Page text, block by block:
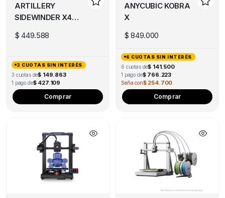
ARTILLERY
SIDEWINDER X4
(DESCONTINUADO)
$ 449.588
3 CUOTAS SIN INTERÉS
3 cuotas de$ 149.863
1 pago de$ 427.109
Comprar
ANYCUBIC KOBRA
X
$ 849.000
6 CUOTAS SIN INTERÉS
6 cuotas de$ 141.500
1 pago de$ 766.223
Seña con$ 254.700
Comprar